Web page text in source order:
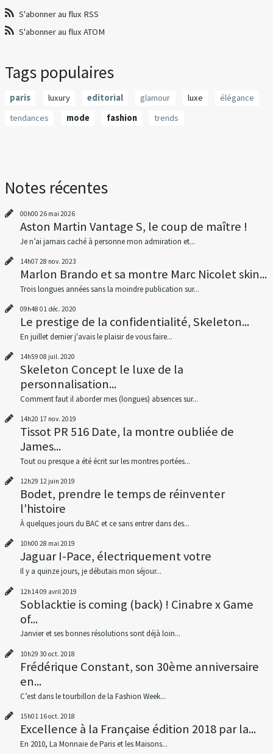
S'abonner au flux RSS
S'abonner au flux ATOM
Tags populaires
paris luxury editorial glamour luxe
élégance
tendances
mode fashion trends
Notes récentes
00h00 26 mai 2026
Aston Martin Vantage S, le coup de maître !
Je n’ai jamais caché à personne mon admiration et...
14h07 28 nov. 2023
Marlon Brando et sa montre Marc Nicolet skin...
Trois longues années sans la moindre publication sur...
09h48 01 déc. 2020
Le prestige de la confidentialité, Skeleton...
En juillet dernier j'avais le plaisir de vous faire...
14h59 08 juil. 2020
Skeleton Concept le luxe de la
personnalisation...
Comment faut il aborder mes (longues) absences sur...
14h20 17 nov. 2019
Tissot PR 516 Date, la montre oubliée de
James...
Tout ou presque a été écrit sur les montres portées...
12h29 12 juin 2019
Bodet, prendre le temps de réinventer
l'histoire
À quelques jours du BAC et ce sans entrer dans des...
10h00 28 mai 2019
Jaguar I-Pace, électriquement votre
Il y a quinze jours, je débutais mon séjour...
12h1409 avril 2019
Soblacktie is coming (back) ! Cinabre x Game
of...
Janvier et ses bonnes résolutions sont déjà loin...
10h29 30 oct. 2018
Frédérique Constant, son 30ème anniversaire
en...
C’est dans le tourbillon de la Fashion Week...
15h01 16oct. 2018
Excellence à la Française édition 2018 par la...
En 2010, La Monnaie de Paris et les Maisons...